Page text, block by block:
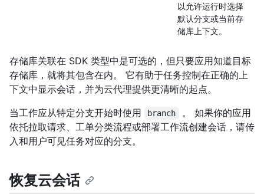
以允许运行时选择
默认分支或当前存
储库上下文。
存储库关联在 SDK 类型中是可选的，但只要应用知道目标
存储库，就将其包含在内。 它有助于任务控制在正确的上
下文中显示会话，并为云代理提供更清晰的起点。
当工作应从特定分支开始时使用
branch
。 如果你的应用
依托拉取请求、工单分类流程或部署工作流创建会话，请传
入和用户可见任务对应的分支。
恢复云会话